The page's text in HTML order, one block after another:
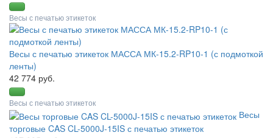
Весы с печатью этикеток
Весы с печатью этикеток МАССА МК-15.2-RP10-1 (с подмоткой
ленты)
42 774 руб.
Весы с печатью этикеток
Весы
торговые CAS CL-5000J-15IS с печатью этикеток